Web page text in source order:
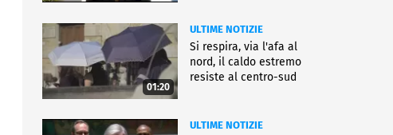
01:20
ULTIME NOTIZIE
Si respira, via l'afa al
nord, il caldo estremo
resiste al centro-sud
ULTIME NOTIZIE